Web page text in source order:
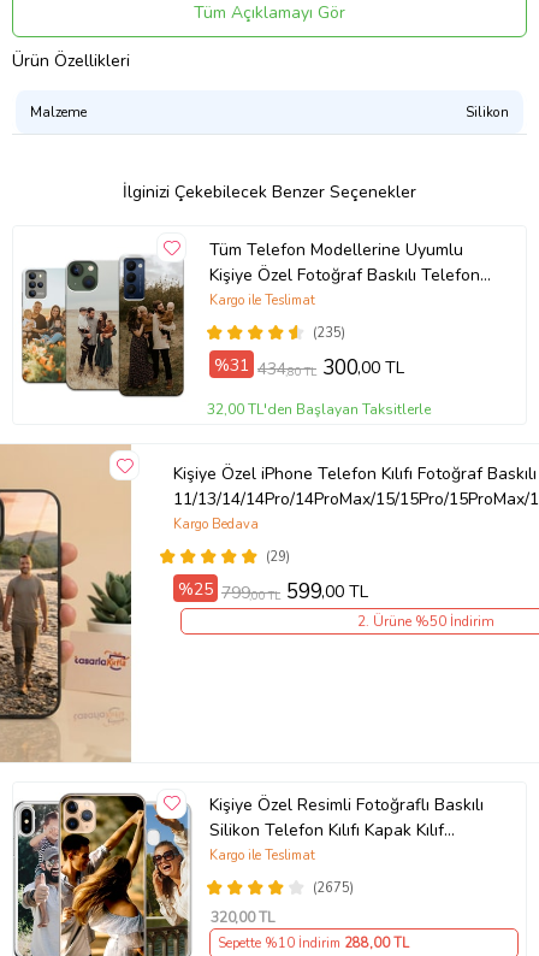
Hassaslaştırılmış buton tasarımı ile cihazınızın tuşlarına kolay
erişim.
Ürün Kodu:kcm36285658
Tüm Açıklamayı Gör
Ürün Özellikleri
Malzeme Silikon
İlginizi Çekebilecek Benzer Seçenekler
Tüm Telefon Modellerine Uyumlu
Kişiye Özel Fotoğraf Baskılı Telefon
Kılıfı
(235)
Kargo ile Teslimat
%31 434,80 TL 300,00 TL
32,00 TL'den Başlayan Taksitlerle
Kişiye Özel iPhone Telefon Kılıfı Fotoğraf Baskılı
11/13/14/14Pro/14ProMax/15/15Pro/
(29)
Kargo Bedava
%25 799,00 TL 599,00 TL
2. Ürüne %50 İndirim
Kişiye Özel Resimli Fotoğraflı Baskılı
Silikon Telefon Kılıfı Kapak Kılıf
(Telefon Modelleri Açıklamada)
(2675)
Kargo ile Teslimat
320,00 TL
Sepette %10 İndirim 288,00 TL